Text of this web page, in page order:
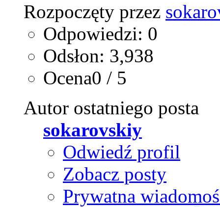
Rozpoczęty przez
Odpowiedzi: 0
Odsłon: 3,938
Ocena0 / 5
Autor ostatniego posta
sokarovskiy
Odwiedź profil
Zobacz posty
Prywatna